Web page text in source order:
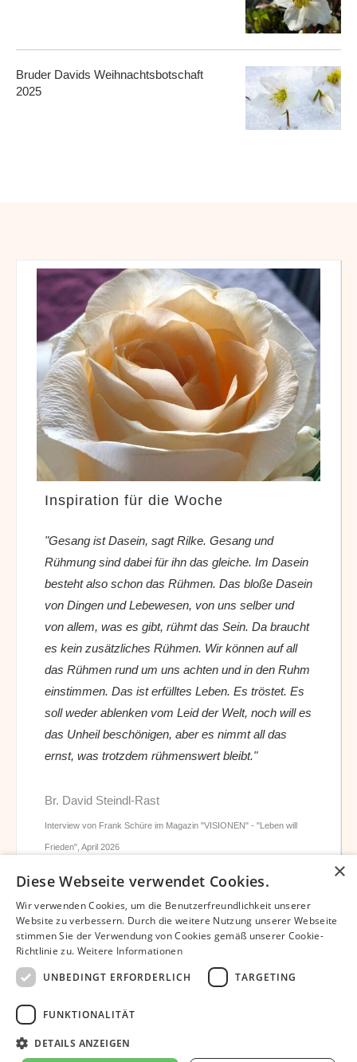
Bruder Davids Weihnachtsbotschaft
2025
Inspiration für die Woche
"Gesang ist Dasein, sagt Rilke. Gesang und
Rühmung sind dabei für ihn das gleiche. Im Dasein
besteht also schon das Rühmen. Das bloße Dasein
von Dingen und Lebewesen, von uns selber und
von allem, was es gibt, rühmt das Sein. Da braucht
es kein zusätzliches Rühmen. Wir können auf all
das Rühmen rund um uns achten und in den Ruhm
einstimmen. Das ist erfülltes Leben. Es tröstet. Es
soll weder ablenken vom Leid der Welt, noch will es
das Unheil beschönigen, aber es nimmt all das
ernst, was trotzdem rühmenswert bleibt."
Br. David Steindl-Rast
Interview von Frank Schüre im Magazin "VISIONEN" - "Leben will
Frieden", April 2026
Impressum
Bibliothek – David Steindl-Rast OSB
Bruder David Chatbot
Unterstützen
Umsetzung
×
Diese Webseite verwendet Cookies.
Wir verwenden Cookies, um die Benutzerfreundlichkeit unserer
Website zu verbessern. Durch die weitere Nutzung unserer Webseite
stimmen Sie der Verwendung von Cookies gemäß unserer Cookie-
Richtlinie zu. Weitere Informationen
UNBEDINGT ERFORDERLICH
TARGETING
FUNKTIONALITÄT
DETAILS ANZEIGEN